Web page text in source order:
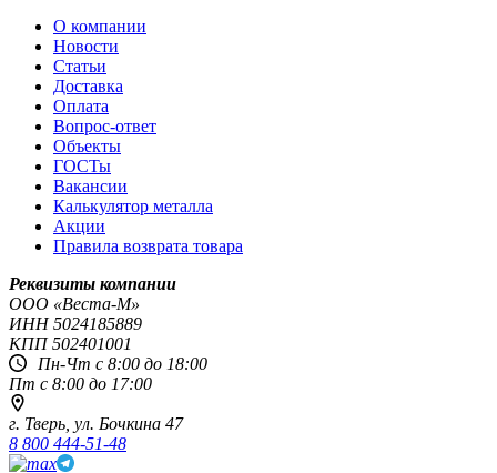
О компании
Новости
Статьи
Доставка
Оплата
Вопрос-ответ
Объекты
ГОСТы
Вакансии
Калькулятор металла
Акции
Правила возврата товара
Реквизиты компании
OOO «Веста-М»
ИНН5024185889
КПП502401001
Пн-Чт с 8:00 до 18:00
Пт с 8:00 до 17:00
г. Тверь, ул. Бочкина 47
8 800 444-51-48